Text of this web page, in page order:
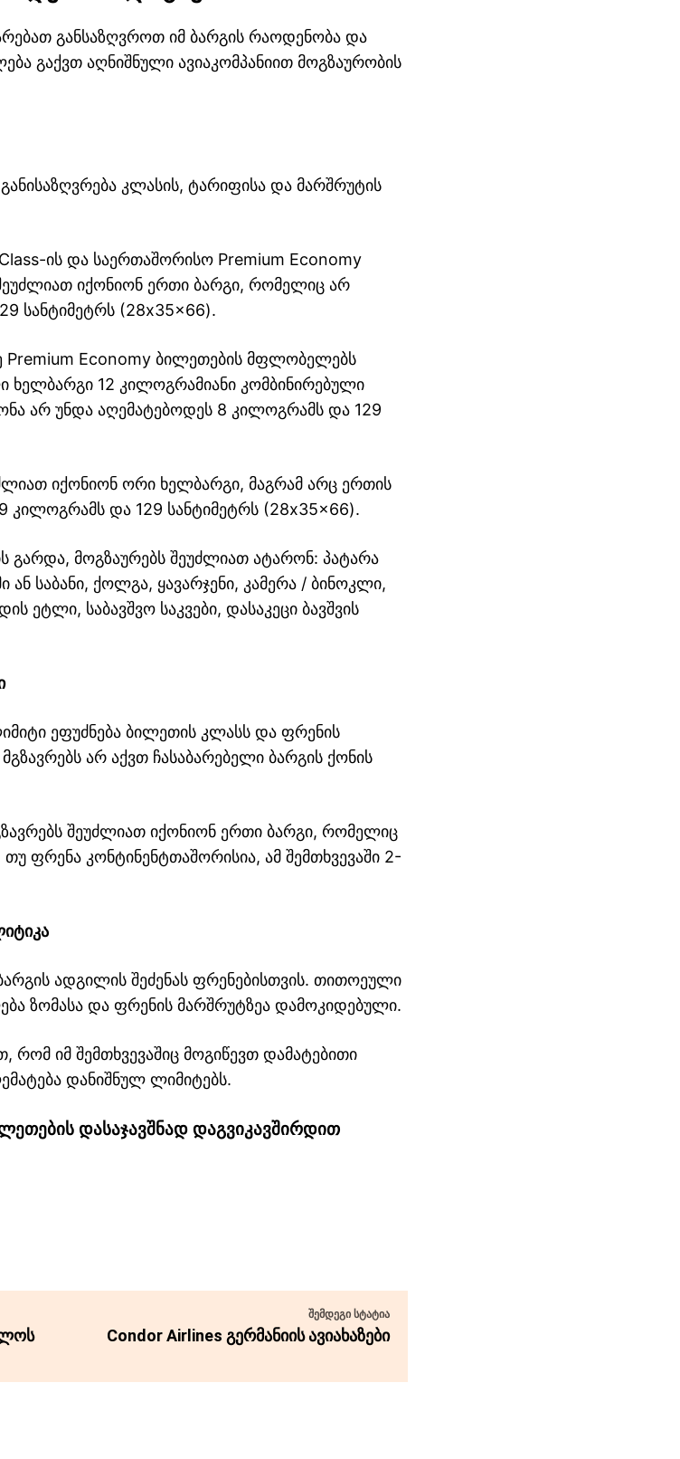
განსაზღვროთ იმ ბარგის რაოდენობა და
გაქვთ აღნიშნული ავიაკომპანიით მოგზაურობის
კლასის, ტარიფისა და მარშრუტის
ის და საერთაშორისო Premium Economy
იქონიონ ერთი ბარგი, რომელიც არ
სანტიმეტრს (28x35x66).
Premium Economy ბილეთების მფლობელებს
12 კილოგრამიანი კომბინირებული
არ უნდა აღემატებოდეს 8 კილოგრამს და 129
იქონიონ ორი ხელბარგი, მაგრამ არც ერთის
კილოგრამს და 129 სანტიმეტრს (28x35x66).
მოგზაურებს შეუძლიათ ატარონ: პატარა
ან საბანი, ქოლგა, ყავარჯენი, კამერა / ბინოკლი,
ეტლი, საბავშვო საკვები, დასაკეცი ბავშვის
ეფუძნება ბილეთის კლასს და ფრენის
არ აქვთ ჩასაბარებელი ბარგის ქონის
შეუძლიათ იქონიონ ერთი ბარგი, რომელიც
ფრენა კონტინენტთაშორისია, ამ შემთხვევაში 2-
ადგილის შეძენას ფრენებისთვის. თითოეული
ზომასა და ფრენის მარშრუტზეა დამოკიდებული.
რომ იმ შემთხვევაშიც მოგიწევთ დამატებითი
დანიშნულ ლიმიტებს.
დასაჯავშნად დაგვიკავშირდით
ᲨᲔᲛᲓᲔᲒᲘ ᲡᲢᲐᲢᲘᲐ
Condor Airlines გერმანიის ავიახაზები